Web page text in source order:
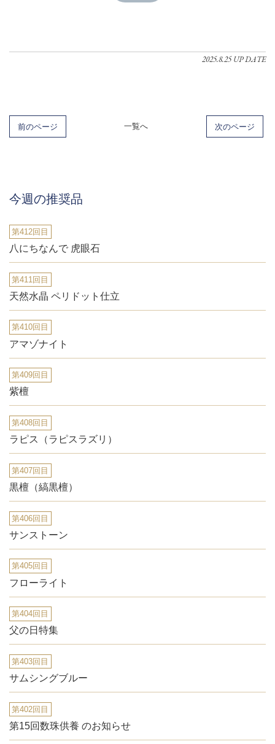
2025.8.25 UP DATE
前のページ 一覧へ 次のページ
今週の推奨品
第412回目
八にちなんで 虎眼石
第411回目
天然水晶 ペリドット仕立
第410回目
アマゾナイト
第409回目
紫檀
第408回目
ラピス（ラピスラズリ）
第407回目
黒檀（縞黒檀）
第406回目
サンストーン
第405回目
フローライト
第404回目
父の日特集
第403回目
サムシングブルー
第402回目
第15回数珠供養 のお知らせ